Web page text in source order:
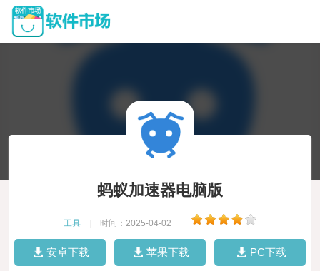
蚂蚁加速器电脑版
工具 时间：2025-04-02
安卓下载 苹果下载 PC下载